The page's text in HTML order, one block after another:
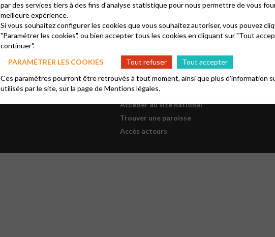
Bassin Alésien
Accéder au site national
Trouver une paroisse
Accès acteurs
par des services tiers à des fins d'analyse statistique pour nous permettre de vous
meilleure expérience.
Si vous souhaitez configurer les cookies que vous souhaitez autoriser, vous pouvez
"Paramétrer les cookies", ou bien accepter tous les cookies en cliquant sur "Tout
continuer".
PARAMÉTRER LES COOKIES
Tout refuser
Tout accepter
Ces paramètres pourront être retrouvés à tout moment, ainsi que plus d'information
utilisés par le site, sur la page deMentions légales.